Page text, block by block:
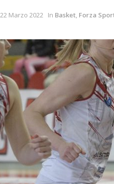
22 Marzo 2022 In Basket, Forza